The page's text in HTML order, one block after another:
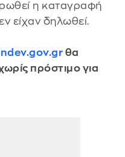
η καταγραφή
είχαν δηλωθεί.
θα
πρόστιμο για